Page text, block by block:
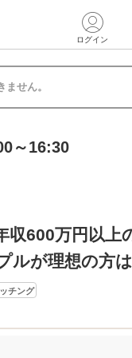
ログイン
せん。
～16:30
収600万円以上
ルが理想の方
チング